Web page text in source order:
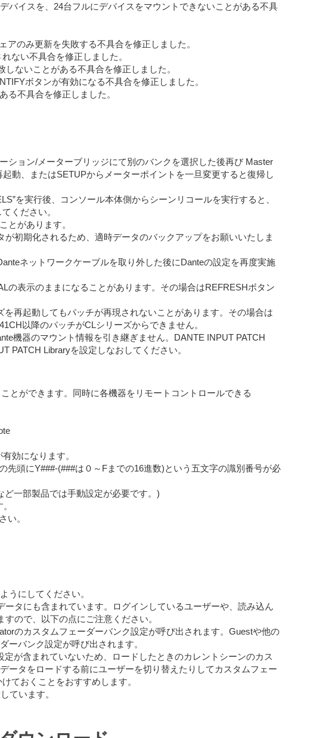
バイスを、24台フルにデバイスをマウントできないことがある不具
のみ更新を失敗する不具合を修正しました。
ない不具合を修正しました。
ないことがある不具合を修正しました。
ボタンが有効になる不具合を修正しました。
る不具合を修正しました。
ション/メーターブリッジにて別のバンクを選択した後再び Master
動、またはSETUPからメーターポイントを一旦変更すると復帰し
を実行後、コンソール本体側からシーンリコールを実行すると、
ください。
とがあります。
初期化されるため、適時データのバックアップをお願いいたしま
ネットワークケーブルを取り外した後にDanteの設定を再度実施
の表示のままになることがあります。その場合はREFRESHボタン
再起動してもパッチが再現されないことがあります。その場合は
以降のパッチがCLシリーズからできません。
機器のマウント情報を引き継ぎません。DANTE INPUT PATCH
PATCH Libraryを設定しなおしてください。
とができます。同時に各機器をリモートコントロールできる
効になります。
頭にY###-(###は０～Fまでの16進数)という五文字の識別番号が必
一部製品では手動設定が必要です。)
い。
うにしてください。
タにも含まれています。ログインしているユーザーや、読み込ん
ので、以下の点にご注意ください。
のカスタムフェーダーバンク設定が呼び出されます。Guestや他の
ーバンク設定が呼び出されます。
が含まれていないため、ロードしたときのカレントシーンのカス
ータをロードする前にユーザーを切り替えたりしてカスタムフェー
ておくことをおすすめします。
ています。